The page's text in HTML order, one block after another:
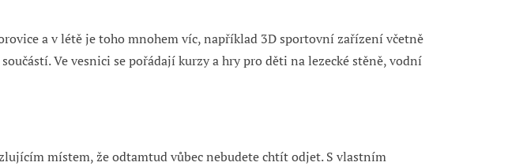
a v létě je toho mnohem víc, například 3D sportovní zařízení včetně
Ve vesnici se pořádají kurzy a hry pro děti na lezecké stěně, vodní
místem,že odtamtud vůbec nebudete chtít odjet. S vlastním